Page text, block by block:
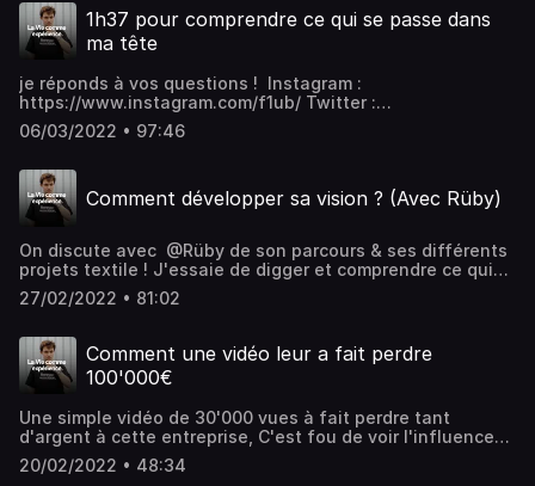
https://www.forever-vacation.com
1h37 pour comprendre ce qui se passe dans
ma tête
je réponds à vos questions ! Instagram :
https://www.instagram.com/f1ub/ Twitter :
https://twitter.com/ImFlub Forever Vacation :
https://www.forever-vacation.com
06/03/2022 • 97:46
Comment développer sa vision ? (Avec Rüby)
On discute avec @Rüby de son parcours & ses différents
projets textile ! J'essaie de digger et comprendre ce qui
se passe dans sa tête en gros mdrrr Posez vos questions
pour la FAQ → https://forms.gle/cW4ejazrgWFysAMj7
https://www.youtube.com/channel/
Old Time Fever : https://www.oldtimefever.com
27/02/2022 • 81:02
Comment une vidéo leur a fait perdre
100'000€
Une simple vidéo de 30'000 vues à fait perdre tant
d'argent à cette entreprise, C'est fou de voir l'influence
qu'on peut avoir avec ces actions anodines ! Partages ton
avis sur Forever Vacation →
20/02/2022 • 48:34